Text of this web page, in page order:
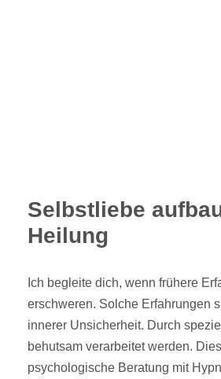
Selbstliebe
Heilung
Ich begleite dich, wenn frühere
erschweren. Solche Erfahrungen
innerer Unsicherheit. Durch
behutsam verarbeitet werden.
psychologische Beratung mit